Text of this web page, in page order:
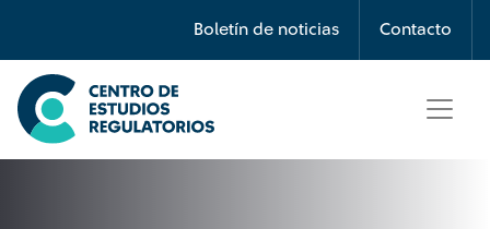
Boletín de noticias Contacto
Búsqueda
Seleccione país